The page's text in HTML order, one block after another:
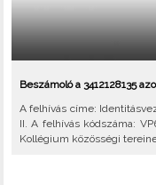
Beszámoló a 3412128135
A felhívás címe:
II. A felhívás kódszáma:
Kollégium közösségi